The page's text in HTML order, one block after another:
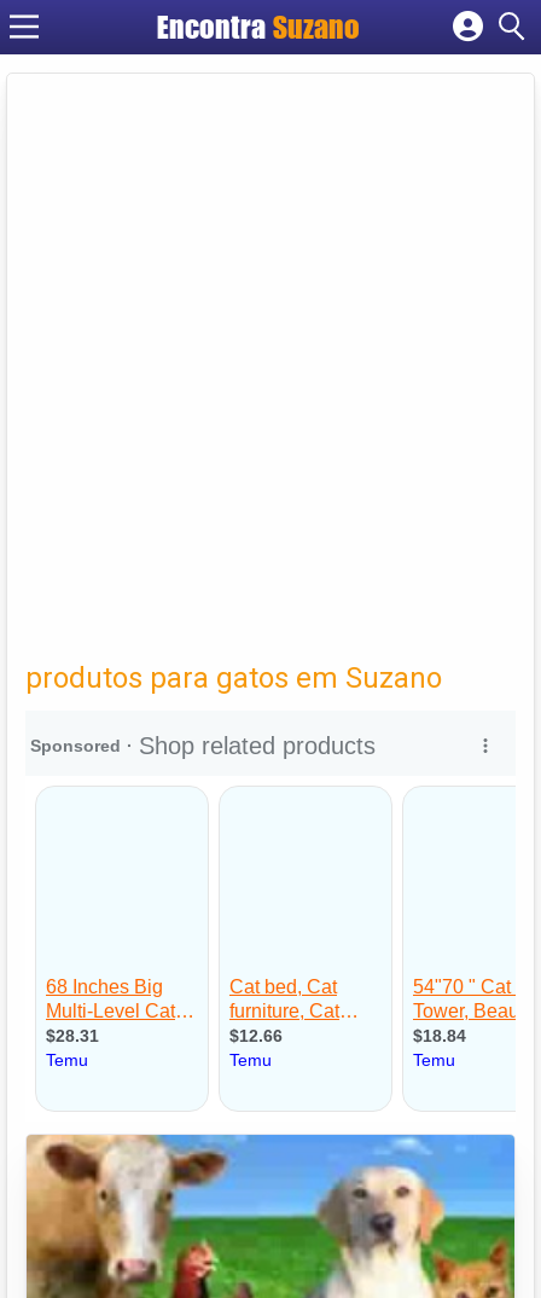
EncontraSuzano
Cadastrar empresa
produtos para gatos em Suzano